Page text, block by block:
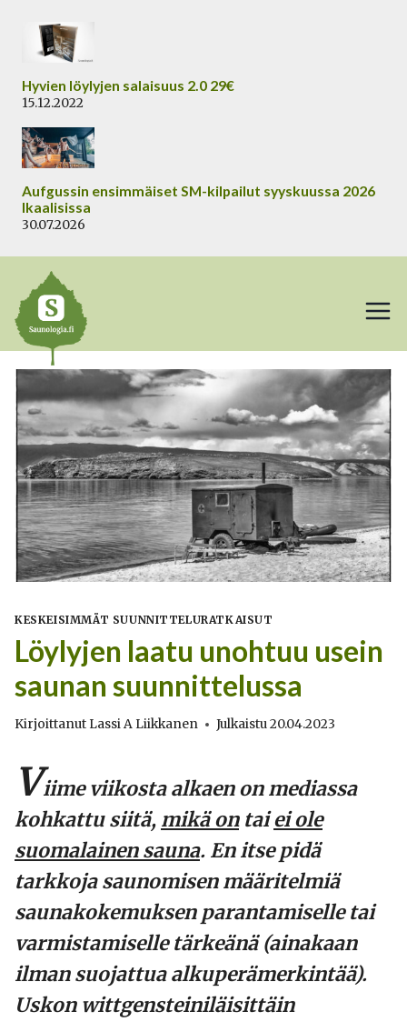
sisältöön
Hyvien löylyjen salaisuus 2.0 29€
15.12.2022
Aufgussin ensimmäiset SM-kilpailut syyskuussa 2026
Ikaalisissa
30.07.2026
KESKEISIMMÄT SUUNNITTELURATKAISUT
Löylyjen laatu unohtuu usein
saunan suunnittelussa
Kirjoittanut Lassi A Liikkanen Julkaistu20.04.2023
Viime viikosta alkaen on mediassa
kohkattu siitä, mikä ontaiei ole
suomalainen sauna. En itse pidä
tarkkoja saunomisen määritelmiä
saunakokemuksen parantamiselle tai
varmistamiselle tärkeänä (ainakaan
ilman suojattua alkuperämerkintää).
Uskon wittgensteiniläisittäin